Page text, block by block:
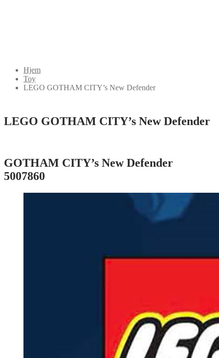
Hjem
Toy
LEGO GOTHAM CITY’s New Defender
LEGO GOTHAM CITY’s New Defender
GOTHAM CITY’s New Defender
5007860